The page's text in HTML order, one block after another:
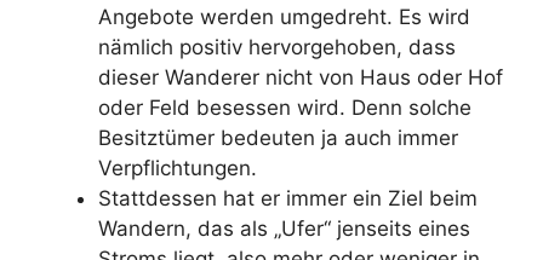
Angebote werden umgedreht. Es wird
nämlich positiv hervorgehoben, dass
dieser Wanderer nicht von Haus oder Hof
oder Feld besessen wird. Denn solche
Besitztümer bedeuten ja auch immer
Verpflichtungen.
Stattdessen hat er immer ein Ziel beim
Wandern, das als „Ufer“ jenseits eines